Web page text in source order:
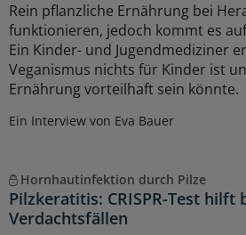
Rein pflanzliche Ernährung bei
funktionieren, jedoch kommt es
Ein Kinder- und Jugendmediziner
Veganismus nichts für Kinder ist
Ernährung vorteilhaft sein könnte.
Ein Interview von Eva Bauer
Hornhautinfektion durch Pilze
Pilzkeratitis: CRISPR-Test hilft
Verdachtsfällen